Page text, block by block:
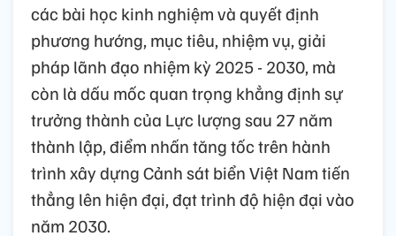
các bài học kinh nghiệm và quyết định
phương hướng, mục tiêu, nhiệm vụ, giải
pháp lãnh đạo nhiệm kỳ 2025 - 2030, mà
còn là dấu mốc quan trọng khẳng định sự
trưởng thành của Lực lượng sau 27 năm
thành lập, điểm nhấn tăng tốc trên hành
trình xây dựng Cảnh sát biển Việt Nam tiến
thẳng lên hiện đại, đạt trình độ hiện đại vào
năm 2030.